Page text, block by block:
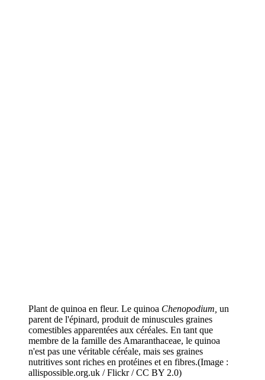
Plant de quinoa en fleur. Le quinoa Chenopodium, un
parent de l'épinard, produit de minuscules graines
comestibles apparentées aux céréales. En tant que
membre de la famille des Amaranthaceae, le quinoa
n'est pas une véritable céréale, mais ses graines
nutritives sont riches en protéines et en fibres.(Image :
allispossible.org.uk / Flickr / CC BY 2.0)